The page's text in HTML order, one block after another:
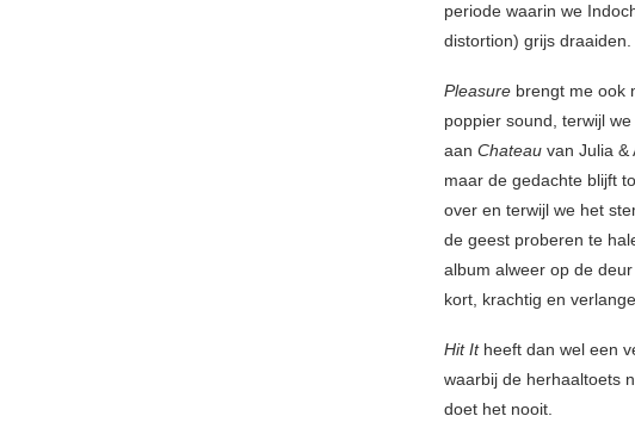
periode waarin we
distortion) grijs
Pleasure brengt me ook
poppier sound, terwijl we
aan Chateau van Julia &
maar de gedachte blijft
over en terwijl we het
de geest proberen te
album alweer op de
kort, krachtig en
Hit Itheeft dan wel een
waarbij de herhaaltoets
doet het nooit.